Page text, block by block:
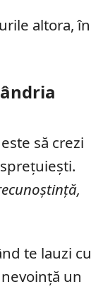
altora, în
să crezi
te lauzi cu
un